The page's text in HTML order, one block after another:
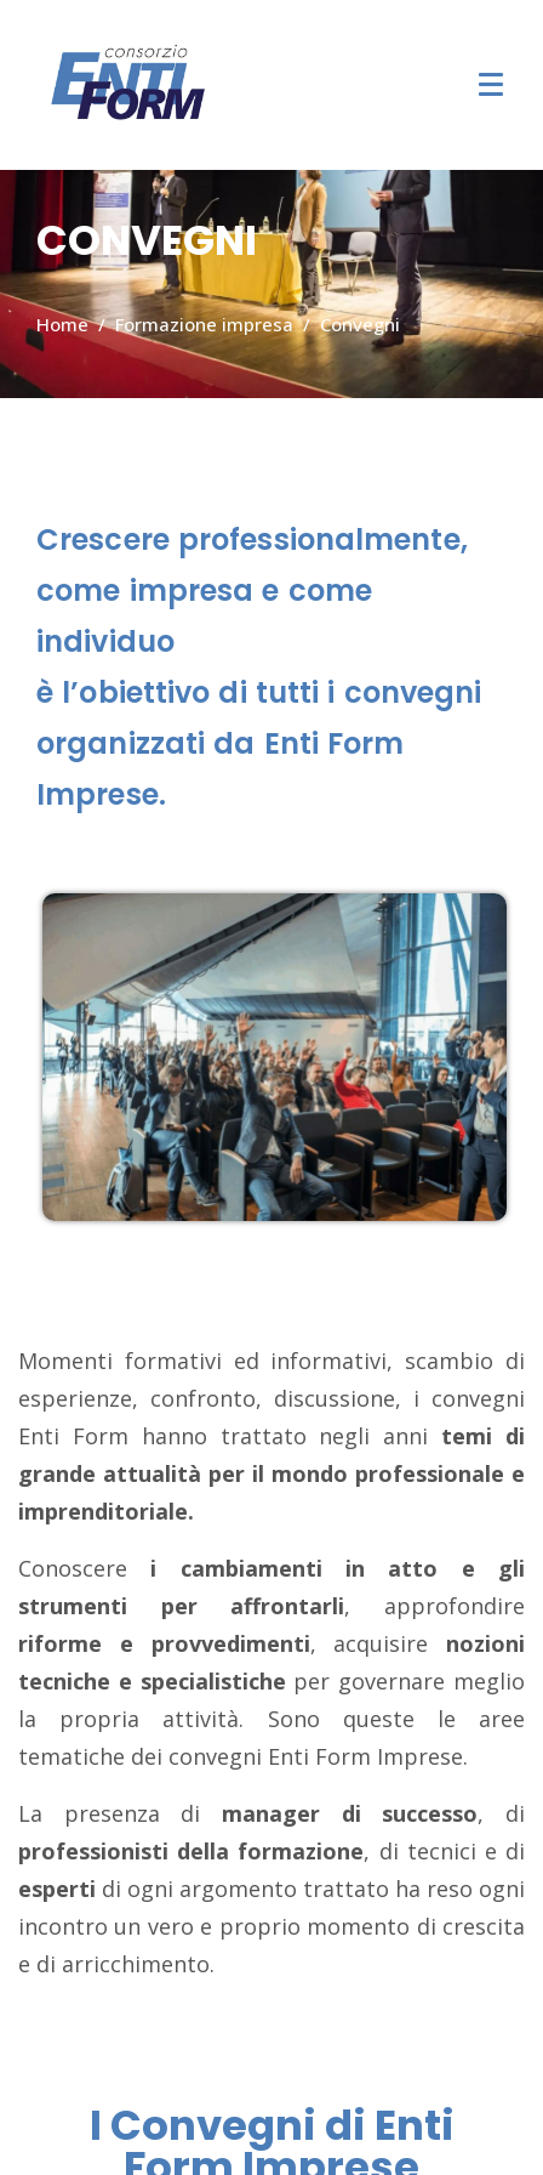
CONVEGNI
Home Formazione impresa Convegni
Crescere professionalmente,
come impresa e come
individuo
è l’obiettivo di tutti i convegni
organizzati da Enti Form
Imprese.
Momenti formativi ed informativi, scambio di
esperienze, confronto, discussione, i convegni
Enti Form hanno trattato negli anni temi di
grande attualità per il mondo professionale e
imprenditoriale.
Conoscere i cambiamenti in atto e gli
strumenti per affrontarli, approfondire
riforme e provvedimenti, acquisire nozioni
tecniche e specialistiche per governare meglio
la propria attività. Sono queste le aree
tematiche dei convegni Enti Form Imprese.
La presenza di manager di successo, di
professionisti della formazione, di tecnici e di
esperti di ogni argomento trattato ha reso ogni
incontro un vero e proprio momento di crescita
e di arricchimento.
I Convegni di Enti